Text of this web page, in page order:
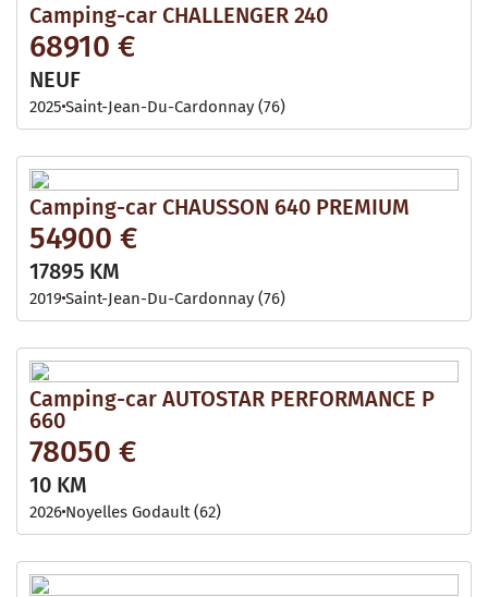
Camping-car CHALLENGER 240
68910 €
NEUF
2025 Saint-Jean-Du-Cardonnay (76)
Camping-car CHAUSSON 640 PREMIUM
54900 €
17895 KM
2019 Saint-Jean-Du-Cardonnay (76)
Camping-car AUTOSTAR PERFORMANCE P
660
78050 €
10 KM
2026 Noyelles Godault (62)